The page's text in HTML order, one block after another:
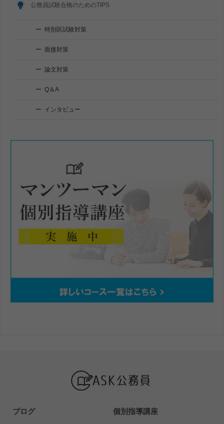
公務員試験合格のためのTIPS
特別区試験対策
面接対策
論文対策
Q＆A
インタビュー
ブログ 個別指導講座